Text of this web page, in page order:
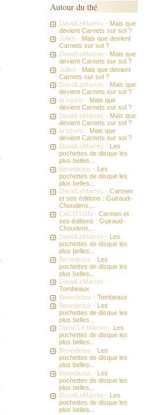
Autour du thé
DavidLeMarrec - Mais que
devient Carnets sur sol ?
Julien - Mais que devient
Carnets sur sol ?
DavidLeMarrec - Mais que
devient Carnets sur sol ?
Julien - Mais que devient
Carnets sur sol ?
DavidLeMarrec - Mais que
devient Carnets sur sol ?
la souris - Mais que
devient Carnets sur sol ?
DavidLeMarrec - Mais que
devient Carnets sur sol ?
la souris - Mais que
devient Carnets sur sol ?
DavidLeMarrec - Les
pochettes de disque les
plus belles...
Benedictus - Les
pochettes de disque les
plus belles...
DavidLeMarrec -Carmen
et ses éditions : Guiraud-
Choudens,...
CACOTON -Carmen et
ses éditions : Guiraud-
Choudens,...
DavidLeMarrec - Les
pochettes de disque les
plus belles...
Benedictus - Les
pochettes de disque les
plus belles...
DavidLeMarrec -
Tombeaux
Benedictus -Tombeaux
Benedictus - Les
pochettes de disque les
plus belles...
David Le Marrec -
Les
pochettes de disque les
plus belles...
Benedictus - Les
pochettes de disque les
plus belles...
Benedictus - Les
pochettes de disque les
plus belles...
DavidLeMarrec -
Les
pochettes de disque les
plus belles...